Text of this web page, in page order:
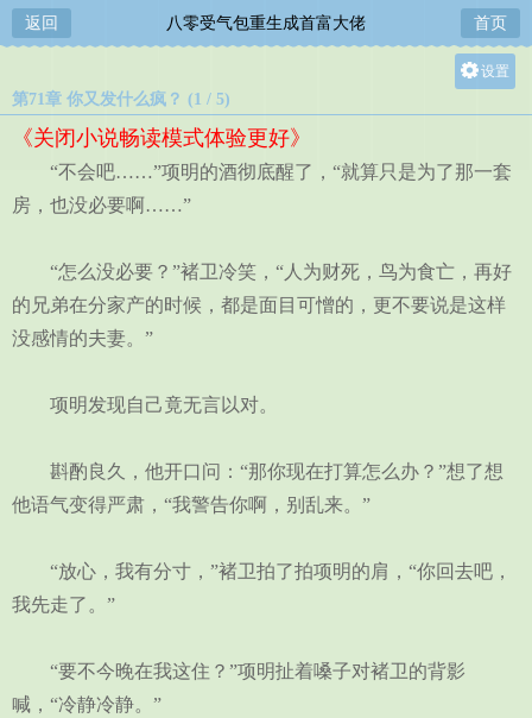
返回 八零受气包重生成首富大佬 首页
设置
中
第71章 你又发什么疯？ (1 / 5)
《关闭小说畅读模式体验更好》
“不会吧……”项明的酒彻底醒了，“就算只是为了那一套
房，也没必要啊……”
“怎么没必要？”褚卫冷笑，“人为财死，鸟为食亡，再好
的兄弟在分家产的时候，都是面目可憎的，更不要说是这样
没感情的夫妻。”
项明发现自己竟无言以对。
斟酌良久，他开口问：“那你现在打算怎么办？”想了想
他语气变得严肃，“我警告你啊，别乱来。”
“放心，我有分寸，”褚卫拍了拍项明的肩，“你回去吧，
我先走了。”
“要不今晚在我这住？”项明扯着嗓子对褚卫的背影
喊，“冷静冷静。”